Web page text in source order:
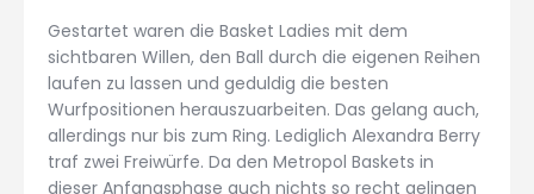
Gestartet waren die Basket Ladies mit dem
sichtbaren Willen, den Ball durch die eigenen Reihen
laufen zu lassen und geduldig die besten
Wurfpositionen herauszuarbeiten. Das gelang auch,
allerdings nur bis zum Ring. Lediglich Alexandra Berry
traf zwei Freiwürfe. Da den Metropol Baskets in
dieser Anfangsphase auch nichts so recht gelingen